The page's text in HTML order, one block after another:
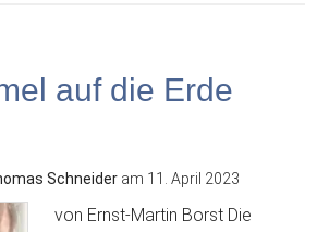
auf die Erde
Schneider am 11. April 2023
von Ernst-Martin Borst Die